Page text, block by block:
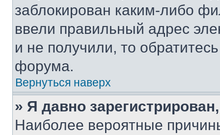
заблокирован каким-либо
ввели правильный адрес
и не получили, то
форума.
Вернуться наверх
» Я давно
Наиболее вероятные